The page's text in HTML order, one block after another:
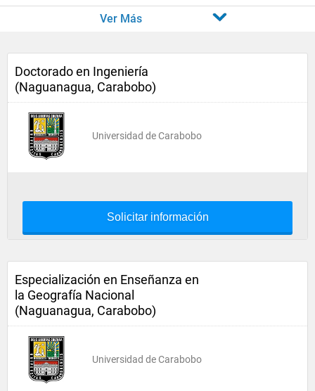
Ver Más
Doctorado en Ingeniería
(Naguanagua, Carabobo)
Universidad de Carabobo
Solicitar información
Especialización en Enseñanza en
la Geografía Nacional
(Naguanagua, Carabobo)
Universidad de Carabobo